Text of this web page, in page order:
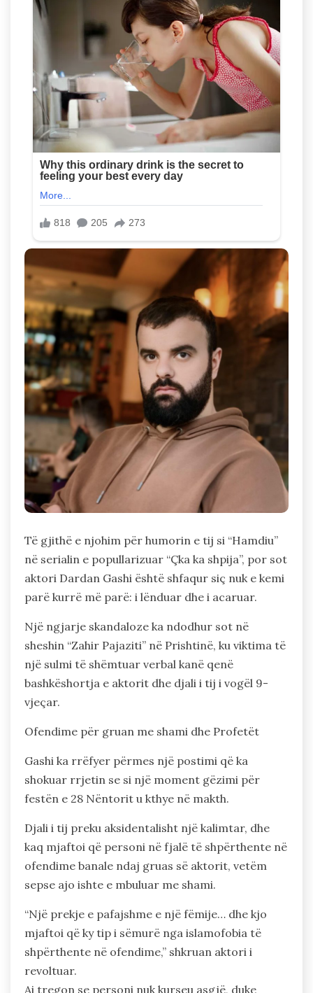
Të gjithë e njohim për humorin e tij si “Hamdiu”
në serialin e popullarizuar “Çka ka shpija”, por sot
aktori Dardan Gashi është shfaqur siç nuk e kemi
parë kurrë më parë: i lënduar dhe i acaruar.
Një ngjarje skandaloze ka ndodhur sot në
sheshin “Zahir Pajaziti” në Prishtinë, ku viktima të
një sulmi të shëmtuar verbal kanë qenë
bashkëshortja e aktorit dhe djali i tij i vogël 9-
vjeçar.
Ofendime për gruan me shami dhe Profetët
Gashi ka rrëfyer përmes një postimi që ka
shokuar rrjetin se si një moment gëzimi për
festën e 28 Nëntorit u kthye në makth.
Djali i tij preku aksidentalisht një kalimtar, dhe
kaq mjaftoi që personi në fjalë të shpërthente në
ofendime banale ndaj gruas së aktorit, vetëm
sepse ajo ishte e mbuluar me shami.
“Një prekje e pafajshme e një fëmije… dhe kjo
mjaftoi që ky tip i sëmurë nga islamofobia të
shpërthente në ofendime,” shkruan aktori i
revoltuar.
Ai tregon se personi nuk kurseu asgjë, duke